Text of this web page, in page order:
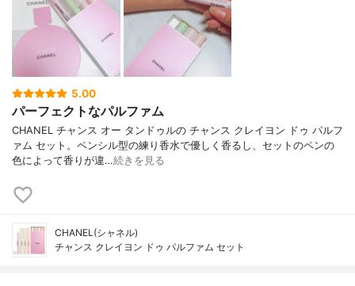
5.00
パーフェクトなパルファム
CHANEL チャンス オー タンドゥルの チャンス クレイヨン ドゥ パルフ
ァム セット。ペンシル型の練り香水で優しく香るし、セットのペンの
色によって香りが違…続きを見る
CHANEL(シャネル)
チャンス クレイヨン ドゥ パルファム セット